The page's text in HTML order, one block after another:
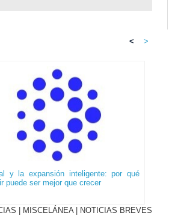
< >
y la expansión inteligente: por qué
puede ser mejor que crecer
MISCELÁNEA
NOTICIAS BREVES